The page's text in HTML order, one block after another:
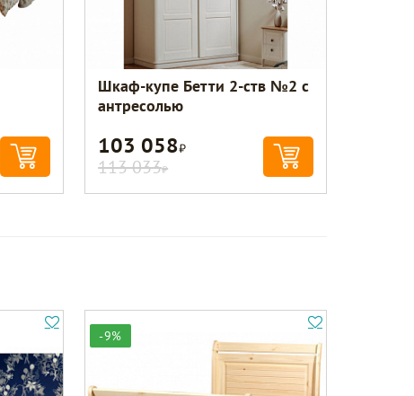
Шкаф-купе Бетти 2-ств №2 с
антресолью
103 058Р
113 033Р
-9%